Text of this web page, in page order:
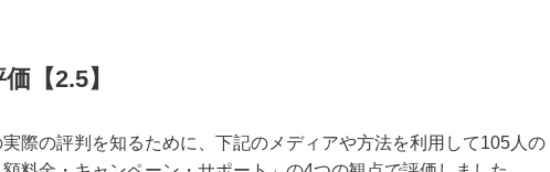
【2.5】
際の評判を知るために、下記のメディアや方法を利用して105人の